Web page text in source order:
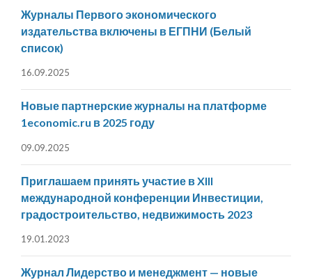
Журналы Первого экономического
издательства включены в ЕГПНИ (Белый
список)
16.09.2025
Новые партнерские журналы на платформе
1economic.ru в 2025 году
09.09.2025
Приглашаем принять участие в XIII
международной конференции Инвестиции,
градостроительство, недвижимость 2023
19.01.2023
Журнал Лидерство и менеджмент — новые